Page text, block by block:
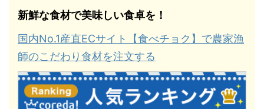
新鮮な食材で美味しい食卓を！
国内No.1産直ECサイト【食べチョク】で農家漁
師のこだわり食材を注文する